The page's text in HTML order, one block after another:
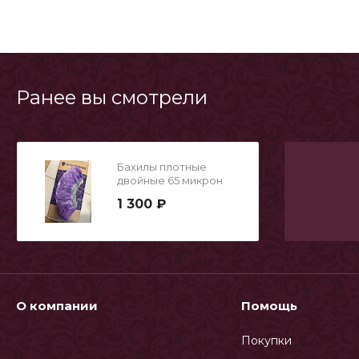
Ранее вы смотрели
Бахилы плотные
двойные 65 микрон
1 300 ₽
О компании Помощь
Покупки